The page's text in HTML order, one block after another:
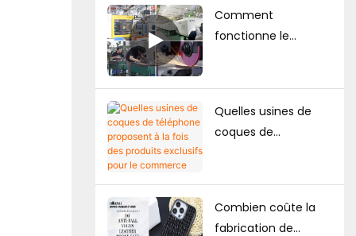
téléphone
un achat à long
terme ?
Comment
fonctionne le
téléphone : un guide
complet pour les
Quelles usines de
coques de
commerce
Combien coûte la
fabrication de